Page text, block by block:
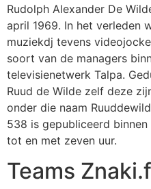
Rudolph Alexander De
april 1969. In het verleden
muziekdj tevens
soort van de managers
televisienetwerk Talpa.
Ruud de Wilde zelf deze
onder die naam
538 is gepubliceerd
tot en met zeven uur.
Teams